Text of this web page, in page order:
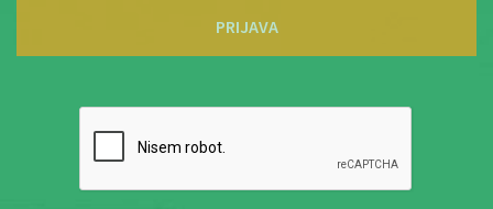
PRIJAVA